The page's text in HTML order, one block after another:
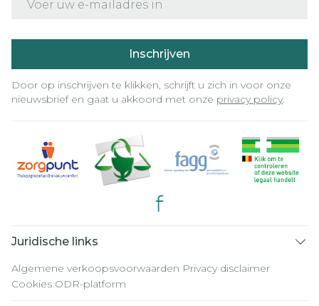
Inschrijven
Door op inschrijven te klikken, schrijft u zich in voor onze
nieuwsbrief en gaat u akkoord met onze privacy policy.
Juridische links
Algemene verkoopsvoorwaarden Privacy disclaimer
Cookies ODR-platform